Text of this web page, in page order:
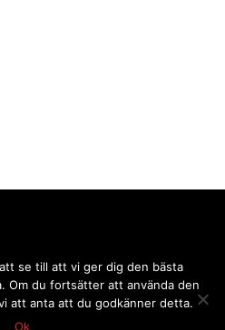
se till att vi ger dig den bästa
Om du fortsätter att använda den
att anta att du godkänner detta.
Ok